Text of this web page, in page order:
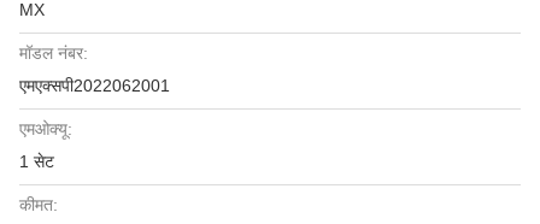
MX
मॉडल नंबर:
एमएक्सपी2022062001
एमओक्यू:
1 सेट
कीमत: